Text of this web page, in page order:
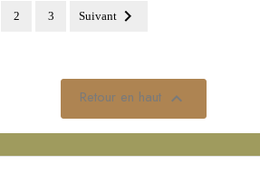
2 3 Suivant 
Retour en haut 